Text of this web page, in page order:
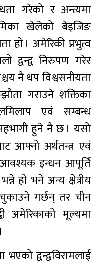
गरेको र अन्त्यमा
खेलेको बेइजिङ
हो । अमेरिकी प्रभुत्व
द्वन्द्व निरुपण गरेर
नै थप विश्वसनीयता
गराउने शक्तिका
एवं सम्बन्ध
हुने नै छ । यसो
आफ्नो अर्थतन्त्र एवं
आवश्यक इन्धन आपूर्ति
हो भने अन्य क्षेत्रीय
गर्छन् तर चीन
अमेरिकाको मूल्यमा
भएको द्वन्द्वविरामलाई